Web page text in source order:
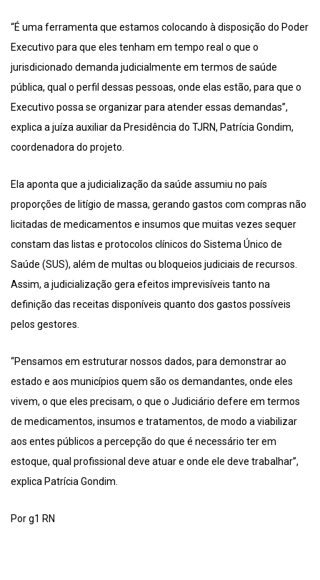
“É uma ferramenta que estamos colocando à disposição do Poder
Executivo para que eles tenham em tempo real o que o
jurisdicionado demanda judicialmente em termos de saúde
pública, qual o perfil dessas pessoas, onde elas estão, para que o
Executivo possa se organizar para atender essas demandas”,
explica a juíza auxiliar da Presidência do TJRN, Patrícia Gondim,
coordenadora do projeto.
Ela aponta que a judicialização da saúde assumiu no país
proporções de litígio de massa, gerando gastos com compras não
licitadas de medicamentos e insumos que muitas vezes sequer
constam das listas e protocolos clínicos do Sistema Único de
Saúde (SUS), além de multas ou bloqueios judiciais de recursos.
Assim, a judicialização gera efeitos imprevisíveis tanto na
definição das receitas disponíveis quanto dos gastos possíveis
pelos gestores.
“Pensamos em estruturar nossos dados, para demonstrar ao
estado e aos municípios quem são os demandantes, onde eles
vivem, o que eles precisam, o que o Judiciário defere em termos
de medicamentos, insumos e tratamentos, de modo a viabilizar
aos entes públicos a percepção do que é necessário ter em
estoque, qual profissional deve atuar e onde ele deve trabalhar”,
explica Patrícia Gondim.
Por g1 RN